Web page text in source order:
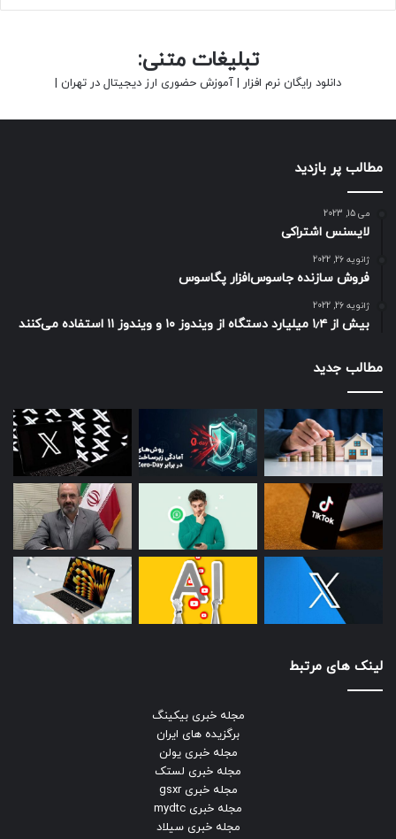
تبلیغات متنی:
دانلود رایگان نرم افزار | آموزش حضوری ارز دیجیتال در تهران |
مطالب پر بازدید
می 15, 2023
لایسنس اشتراکی
ژانویه 26, 2022
فروش سازنده جاسوس‌افزار پگاسوس
ژانویه 26, 2022
بیش از ۱٫۴ میلیارد دستگاه از ویندوز ۱۰ و ویندوز ۱۱ استفاده می‌کنند
مطالب جدید
لینک های مرتبط
مجله خبری بیکینگ
برگزیده های ایران
مجله خبری یولن
مجله خبری لستک
مجله خبری gsxr
مجله خبری mydtc
مجله خبری سیلاد